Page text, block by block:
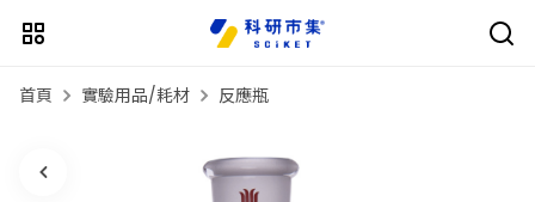
首頁 實驗用品/耗材 反應瓶